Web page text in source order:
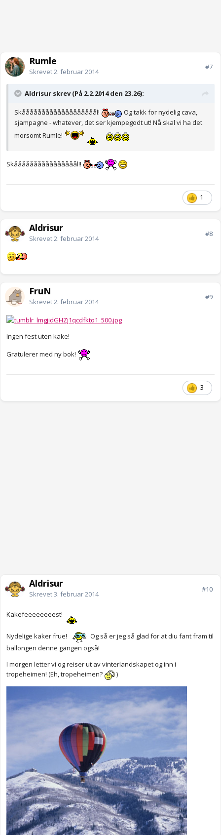
Rumle
Skrevet2. februar 2014
#7
Aldrisur skrev (På 2.2.2014 den 23.26):
Skååååååååååååååååååål!
Og takk for nydelig cava,
sjampagne - whatever, det ser kjempegodt ut! Nå skal vi ha det
morsomt Rumle!
Skåååååååååååååååål!!
1
Aldrisur
Skrevet2. februar 2014
#8
FruN
Skrevet2. februar 2014
#9
Ingen fest uten kake!
Gratulerer med ny bok!
3
Aldrisur
Skrevet3. februar 2014
#10
Kakefeeeeeeeest!
Nydelige kaker frue!
Og så er jeg så glad for at diu fant fram til
ballongen denne gangen også!
I morgen letter vi og reiser ut av vinterlandskapet og inn i
tropeheimen! (Eh, tropeheimen?
)